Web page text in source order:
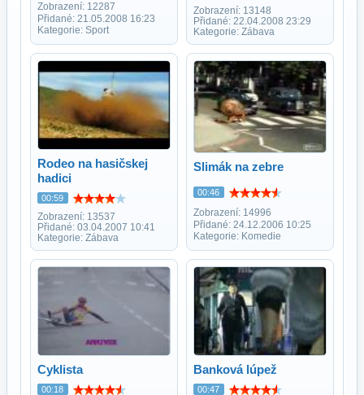
Zobrazení: 12287
Přidané: 21.05.2008 16:23
Kategorie: Sport
Zobrazení: 13148
Přidané: 22.04.2008 23:29
Kategorie: Zábava
Rodeo na hasičskej
hadici
00:59
Zobrazení: 13537
Přidané: 03.04.2007 10:41
Kategorie: Zábava
Slimák na zebre
00:46
Zobrazení: 14996
Přidané: 24.12.2006 10:25
Kategorie: Komedie
Cyklista
00:18
Banková lúpež
00:47